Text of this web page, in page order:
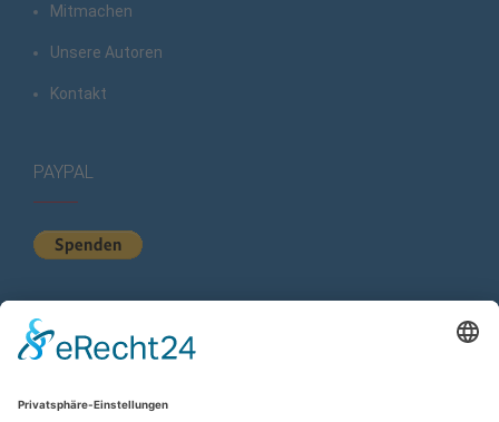
Mitmachen
Unsere Autoren
Kontakt
PAYPAL
KURZSTATISTIK
Total Views:616.221